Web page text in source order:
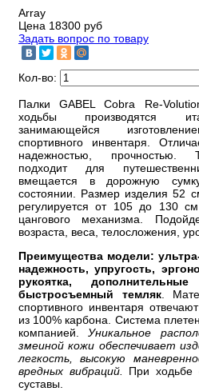
Array
Цена 18300 руб
Задать вопрос по товару
Кол-во:
Палки GABEL Cobra Re-
ходьбы производятся
занимающейся
спортивного инвентаря.
надежностью, прочностью.
подходит для
вмещается в дорожную
состоянии. Размер изделия 52
регулируется от 105 до 130
цангового механизма.
возраста, веса, телосложения,
Преимущества модели:
надежность, упругость,
рукоятка,
быстросъемный темляк.
спортивного инвентаря
из 100% карбона. Система
компанией.Уникальное
змеиной кожи обеспечивает
легкость, высокую
вредных вибраций.
При ходьбе
суставы.